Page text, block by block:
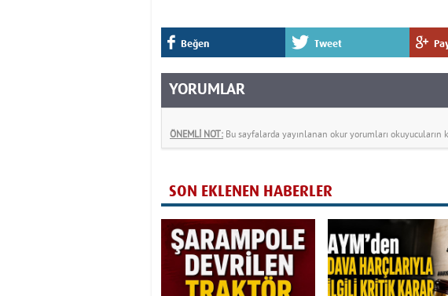
Beğen Tweet
YORUMLAR
ÖNEMLİ NOT: Bu sayfalarda yayınlanan okur yorumları
SON EKLENEN HABERLER